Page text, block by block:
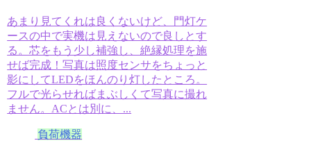
あまり見てくれは良くないけど、門灯ケ
ースの中で実機は見えないので良しとす
る。芯をもう少し補強し、絶縁処理を施
せば完成！写真は照度センサをちょっと
影にしてLEDをほんのり灯したところ。
フルで光らせればまぶしくて写真に撮れ
ません。ACとは別に、...
負荷機器